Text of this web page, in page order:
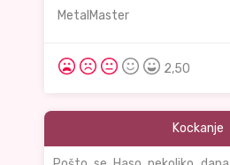
MetalMaster
2,50
Kockanje